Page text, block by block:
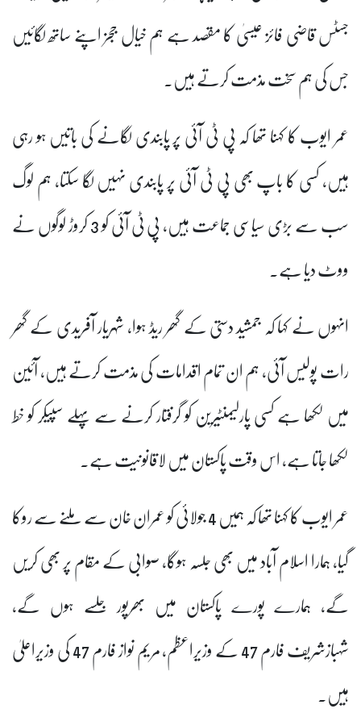
جسٹس قاضی فائز عیسیٰ کا مقصد ہے ہم خیال ججز اپنے ساتھ لگائیں
جس کی ہم سخت مذمت کرتے ہیں۔
عمر ایوب کا کہنا تھا کہ پی ٹی آئی پر پابندی لگانے کی باتیں ہو رہی
ہیں، کسی کا باپ بھی پی ٹی آئی پر پابندی نہیں لگا سکتا، ہم لوگ
سب سے بڑی سیاسی جماعت ہیں، پی ٹی آئی کو 3 کروڑ لوگوں نے
ووٹ دیا ہے۔
انہوں نے کہا کہ جمشید دستی کے گھر ریڈ ہوا، شہریار آفریدی کے گھر
رات پولیس آئی، ہم ان تمام اقدامات کی مذمت کرتے ہیں، آئین
میں لکھا ہے کسی پارلیمنٹیرین کو گرفتار کرنے سے پہلے سپیکر کو خط
لکھا جاتا ہے، اس وقت پاکستان میں لاقانونیت ہے۔
عمر ایوب کا کہنا تھا کہ ہمیں 4 جولائی کو عمران خان سے ملنے سے روکا
گیا، ہمارا اسلام آباد میں بھی جلسہ ہوگا، صوابی کے مقام پر بھی کریں
گے، ہمارے پورے پاکستان میں بھرپور جلسے ہوں گے،
شہبازشریف فارم 47 کے وزیراعظم، مریم نواز فارم 47 کی وزیراعلیٰ
ہیں۔